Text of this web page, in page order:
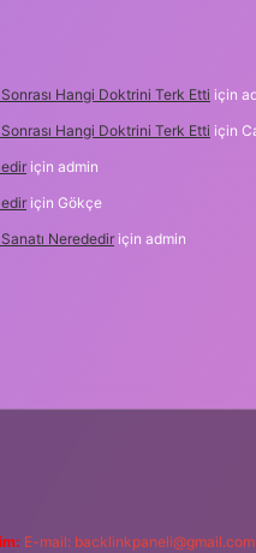
Hangi Doktrini Terk Etti için
Hangi Doktrini Terk Etti için
için admin
için Gökçe
Nerededir için admin
E-mail: backlinkpaneli@gmail.com